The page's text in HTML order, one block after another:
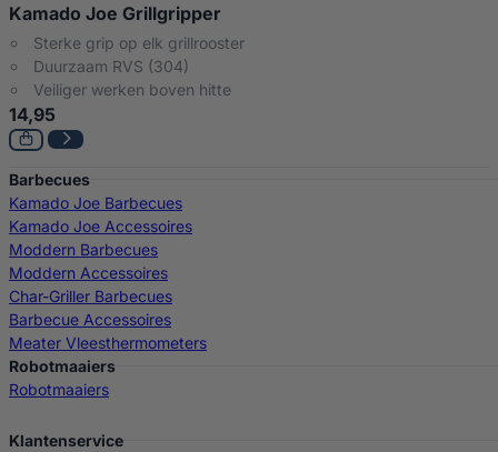
Kamado Joe Grillgripper
Sterke grip op elk grillrooster
Duurzaam RVS (304)
Veiliger werken boven hitte
14,95
Barbecues
Kamado Joe Barbecues
Kamado Joe Accessoires
Moddern Barbecues
Moddern Accessoires
Char-Griller Barbecues
Barbecue Accessoires
Meater Vleesthermometers
Robotmaaiers
Robotmaaiers
Klantenservice